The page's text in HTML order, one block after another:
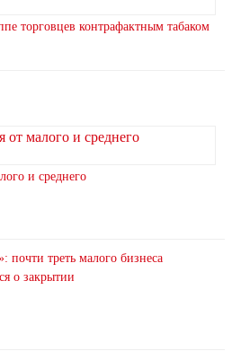
торговцев контрафактным табаком
и среднего
почти треть малого бизнеса
о закрытии